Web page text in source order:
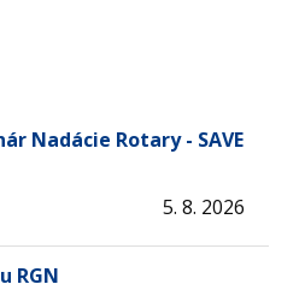
Nadácie Rotary - SAVE
5. 8. 2026
RGN